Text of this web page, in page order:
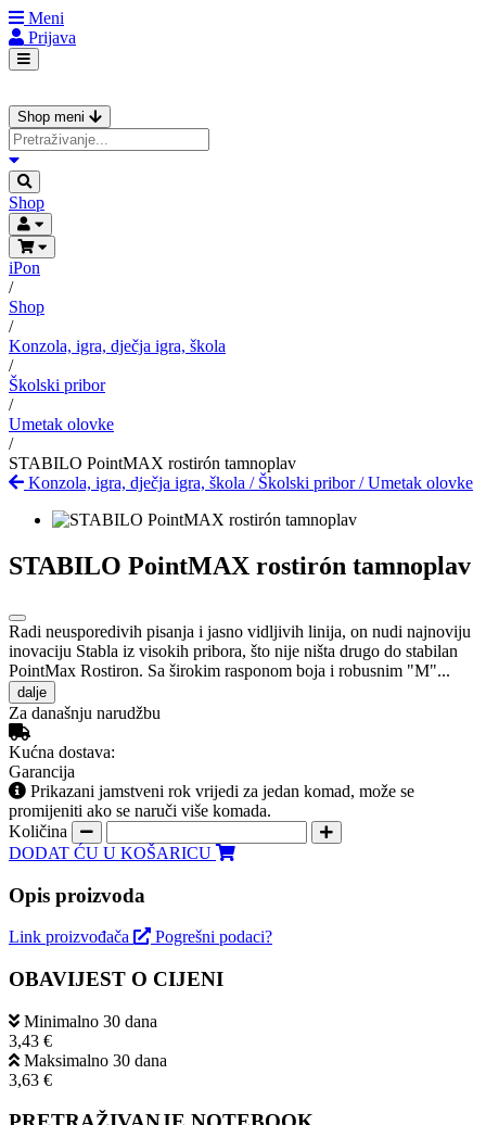
Meni
Prijava
Shop meni
Shop
iPon
/
Shop
/
Konzola, igra, dječja igra, škola
/
Školski pribor
/
Umetak olovke
/
STABILO PointMAX rostirón tamnoplav
Konzola, igra, dječja igra, škola / Školski pribor/Umetak olovke
STABILO PointMAX rostirón tamnoplav
Radi neusporedivih pisanja i jasno vidljivih linija, on nudi najnoviju
inovaciju Stabla iz visokih pribora, što nije ništa drugo do stabilan
PointMax Rostiron. Sa širokim rasponom boja i robusnim "M"...
dalje
Za današnju narudžbu
Kućna dostava:
Garancija
Prikazani jamstveni rok vrijedi za jedan komad, može se
promijeniti ako se naruči više komada.
Količina
DODAT ĆU U KOŠARICU
Opis proizvoda
Link proizvođača Pogrešni podaci?
OBAVIJEST O CIJENI
Minimalno 30 dana
3,43 €
Maksimalno 30 dana
3,63 €